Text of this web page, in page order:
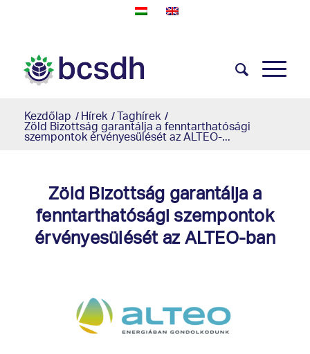
Kezdőlap/Hírek/Taghírek/
Zöld Bizottság garantálja a fenntarthatósági
szempontok érvényesülését az ALTEO-...
Zöld Bizottság garantálja a
fenntarthatósági szempontok
érvényesülését az ALTEO-ban